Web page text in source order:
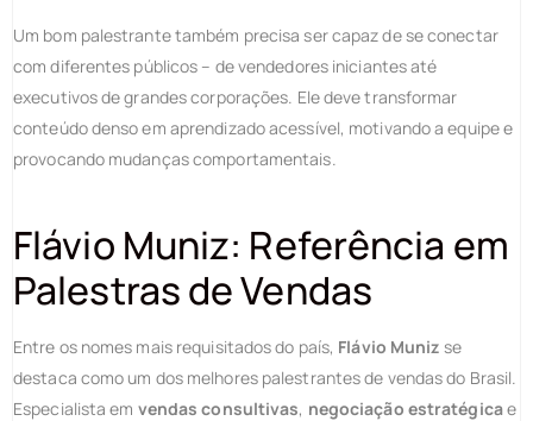
Um bom palestrante também precisa ser capaz de se conectar
com diferentes públicos – de vendedores iniciantes até
executivos de grandes corporações. Ele deve transformar
conteúdo denso em aprendizado acessível, motivando a equipe e
provocando mudanças comportamentais.
Flávio Muniz: Referência em
Palestras de Vendas
Entre os nomes mais requisitados do país, Flávio Muniz se
destaca como um dos melhores palestrantes de vendas do Brasil.
Especialista em vendas consultivas, negociação estratégicae